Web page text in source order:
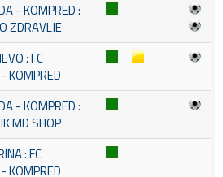
- KOMPRED :
ZDRAVLJE
: FC
KOMPRED
- KOMPRED :
MD SHOP
: FC
KOMPRED